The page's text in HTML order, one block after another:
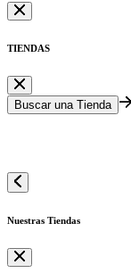
TIENDAS
Buscar una Tienda
Nuestras Tiendas